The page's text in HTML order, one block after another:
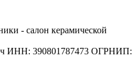
- салон керамической
ИНН: 390801787473 ОГРНИП: